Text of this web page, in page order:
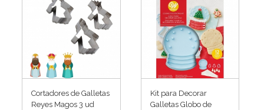
Cortadores de Galletas
Reyes Magos 3 ud
Kit para Decorar
Galletas Globo de